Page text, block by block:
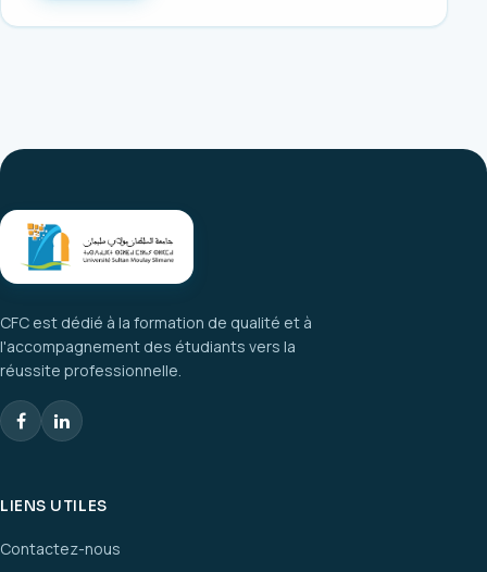
CFC est dédié à la formation de qualité et à
l'accompagnement des étudiants vers la
réussite professionnelle.
LIENS UTILES
Contactez-nous